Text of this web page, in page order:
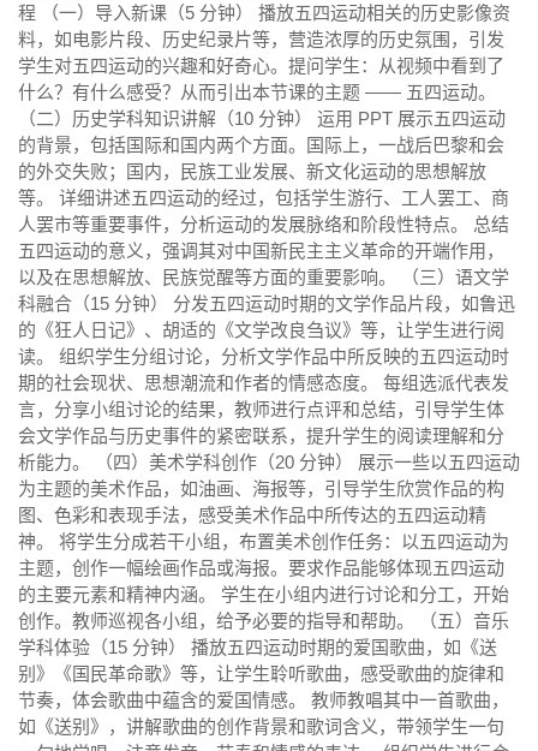
程 （一）导入新课（5 分钟） 播放五四运动相关的历史影像资
料，如电影片段、历史纪录片等，营造浓厚的历史氛围，引发
学生对五四运动的兴趣和好奇心。提问学生：从视频中看到了
什么？有什么感受？从而引出本节课的主题 —— 五四运动。
（二）历史学科知识讲解（10 分钟） 运用 PPT 展示五四运动
的背景，包括国际和国内两个方面。国际上，一战后巴黎和会
的外交失败；国内，民族工业发展、新文化运动的思想解放
等。 详细讲述五四运动的经过，包括学生游行、工人罢工、商
人罢市等重要事件，分析运动的发展脉络和阶段性特点。 总结
五四运动的意义，强调其对中国新民主主义革命的开端作用，
以及在思想解放、民族觉醒等方面的重要影响。 （三）语文学
科融合（15 分钟） 分发五四运动时期的文学作品片段，如鲁迅
的《狂人日记》、胡适的《文学改良刍议》等，让学生进行阅
读。 组织学生分组讨论，分析文学作品中所反映的五四运动时
期的社会现状、思想潮流和作者的情感态度。 每组选派代表发
言，分享小组讨论的结果，教师进行点评和总结，引导学生体
会文学作品与历史事件的紧密联系，提升学生的阅读理解和分
析能力。 （四）美术学科创作（20 分钟） 展示一些以五四运动
为主题的美术作品，如油画、海报等，引导学生欣赏作品的构
图、色彩和表现手法，感受美术作品中所传达的五四运动精
神。 将学生分成若干小组，布置美术创作任务：以五四运动为
主题，创作一幅绘画作品或海报。要求作品能够体现五四运动
的主要元素和精神内涵。 学生在小组内进行讨论和分工，开始
创作。教师巡视各小组，给予必要的指导和帮助。 （五）音乐
学科体验（15 分钟） 播放五四运动时期的爱国歌曲，如《送
别》《国民革命歌》等，让学生聆听歌曲，感受歌曲的旋律和
节奏，体会歌曲中蕴含的爱国情感。 教师教唱其中一首歌曲，
如《送别》，讲解歌曲的创作背景和歌词含义，带领学生一句